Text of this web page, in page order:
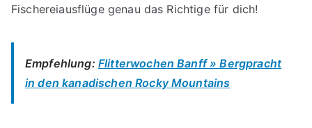
Fischereiausflüge genau das Richtige für dich!
Empfehlung: Flitterwochen Banff » Bergpracht
in den kanadischen Rocky Mountains